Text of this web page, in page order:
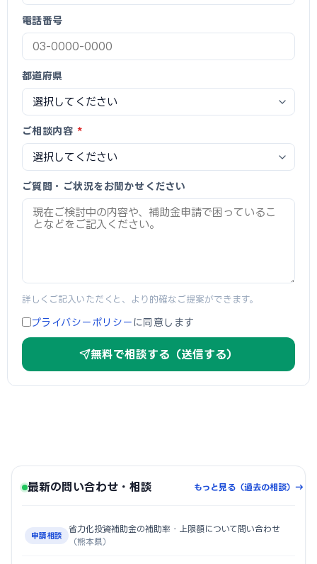
電話番号
都道府県
ご相談内容 *
ご質問・ご状況をお聞かせください
詳しくご記入いただくと、より的確なご提案ができます。
プライバシーポリシー に同意します
無料で相談する（送信する）
最新の問い合わせ・相談 もっと見る（過去の相談）→
申請相談
省力化投資補助金の補助率・上限額について問い合わせ
（熊本県）